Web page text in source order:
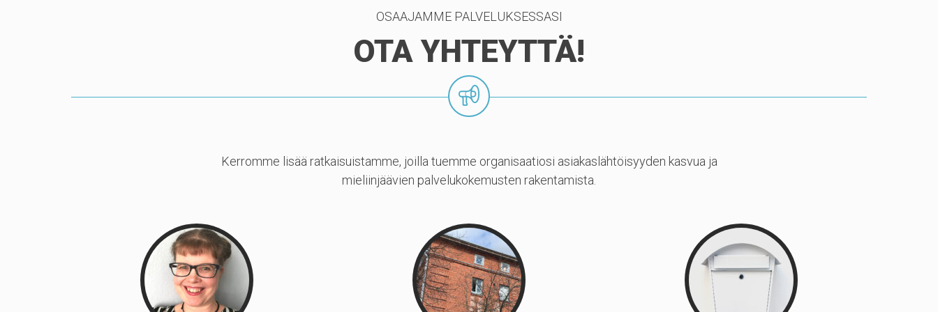
OSAAJAMME PALVELUKSESSASI
OTA YHTEYTTÄ!
Kerromme lisää ratkaisuistamme, joilla tuemme organisaatiosi asiakaslähtöisyyden kasvua ja
mieliinjäävien palvelukokemusten rakentamista.